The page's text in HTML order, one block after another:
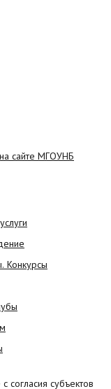
сайте МГОУНБ
Конкурсы
субъектов